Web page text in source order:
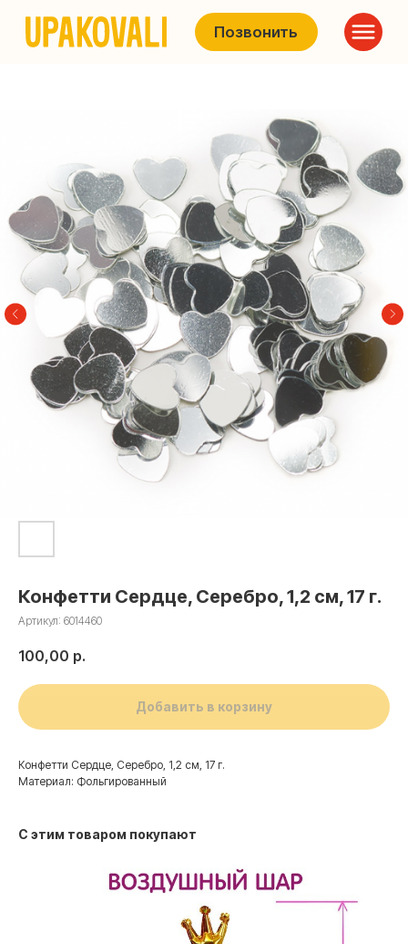
Позвонить
Конфетти Сердце, Серебро, 1,2 см, 17 г.
Артикул: 6014460
100,00 р.
Добавить в корзину
Конфетти Сердце, Серебро, 1,2 см, 17 г.
Материал: Фольгированный
С этим товаром покупают